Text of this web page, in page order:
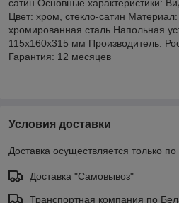
сатин Основные характеристики:
Цвет: хром, стекло-сатин Материал:
хромированная сталь Напольная
115x160x315 мм Производитель:
Гарантия: 12 месяцев
Условия доставки
Доставка осуществляется только по
Доставка "Самовывоз"
Транспортная компания по